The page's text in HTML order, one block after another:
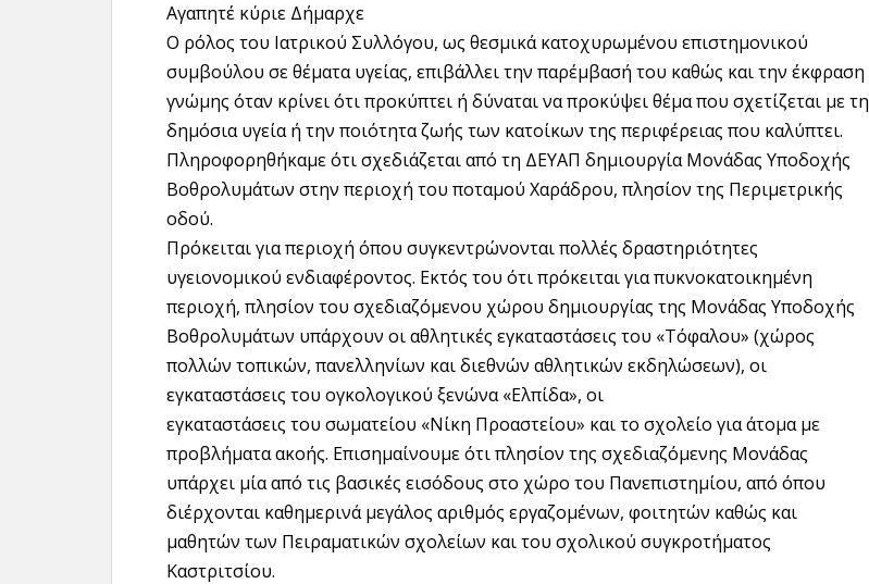
Αγαπητέ κύριε Δήμαρχε
Ο ρόλος του Ιατρικού Συλλόγου, ως θεσμικά κατοχυρωμένου επιστημονικού
συμβούλου σε θέματα υγείας, επιβάλλει την παρέμβασή του καθώς και την έκφραση
γνώμης όταν κρίνει ότι προκύπτει ή δύναται να προκύψει θέμα που σχετίζεται με τη
δημόσια υγεία ή την ποιότητα ζωής των κατοίκων της περιφέρειας που καλύπτει.
Πληροφορηθήκαμε ότι σχεδιάζεται από τη ΔΕΥΑΠ δημιουργία Μονάδας Υποδοχής
Βοθρολυμάτων στην περιοχή του ποταμού Χαράδρου, πλησίον της Περιμετρικής
οδού.
Πρόκειται για περιοχή όπου συγκεντρώνονται πολλές δραστηριότητες
υγειονομικού ενδιαφέροντος. Εκτός του ότι πρόκειται για πυκνοκατοικημένη
περιοχή, πλησίον του σχεδιαζόμενου χώρου δημιουργίας της Μονάδας Υποδοχής
Βοθρολυμάτων υπάρχουν οι αθλητικές εγκαταστάσεις του «Τόφαλου» (χώρος
πολλών τοπικών, πανελληνίων και διεθνών αθλητικών εκδηλώσεων), οι
εγκαταστάσεις του ογκολογικού ξενώνα «Ελπίδα», οι
εγκαταστάσεις του σωματείου «Νίκη Προαστείου» και το σχολείο για άτομα με
προβλήματα ακοής. Επισημαίνουμε ότι πλησίον της σχεδιαζόμενης Μονάδας
υπάρχει μία από τις βασικές εισόδους στο χώρο του Πανεπιστημίου, από όπου
διέρχονται καθημερινά μεγάλος αριθμός εργαζομένων, φοιτητών καθώς και
μαθητών των Πειραματικών σχολείων και του σχολικού συγκροτήματος
Καστριτσίου.